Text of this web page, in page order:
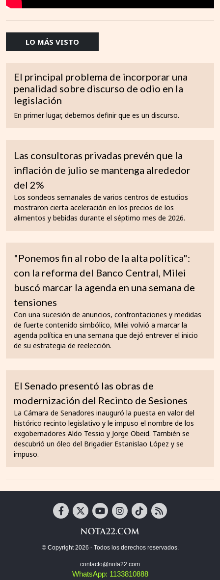
LO MÁS VISTO
El principal problema de incorporar una
penalidad sobre discurso de odio en la
legislación
En primer lugar, debemos definir que es un discurso.
Las consultoras privadas prevén que la
inflación de julio se mantenga alrededor
del 2%
Los sondeos semanales de varios centros de estudios
mostraron cierta aceleración en los precios de los
alimentos y bebidas durante el séptimo mes de 2026.
"Ponemos fin al robo de la alta política":
con la reforma del Banco Central, Milei
buscó marcar la agenda en una semana de
tensiones
Con una sucesión de anuncios, confrontaciones y medidas
de fuerte contenido simbólico, Milei volvió a marcar la
agenda política en una semana que dejó entrever el inicio
de su estrategia de reelección.
El Senado presentó las obras de
modernización del Recinto de Sesiones
La Cámara de Senadores inauguró la puesta en valor del
histórico recinto legislativo y le impuso el nombre de los
exgobernadores Aldo Tessio y Jorge Obeid. También se
descubrió un óleo del Brigadier Estanislao López y se
impuso.
© Copyright 2026 - Todos los derechos reservados.
contacto@nota22.com
WhatsApp: 1133810888